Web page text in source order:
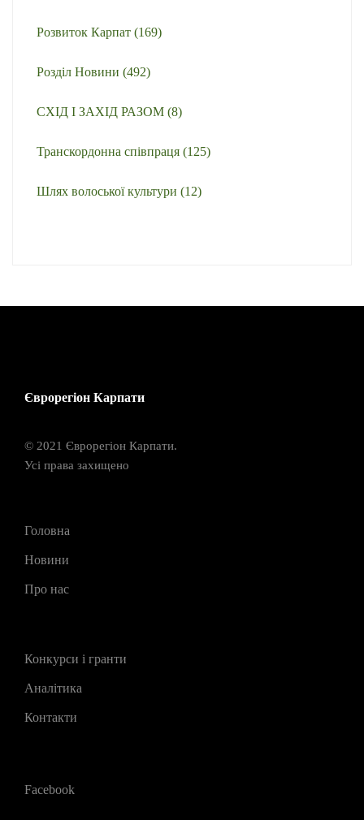
Розвиток Карпат (169)
Розділ Новини (492)
СХІД І ЗАХІД РАЗОМ (8)
Транскордонна співпраця (125)
Шлях волоської культури (12)
Єврорегіон Карпати
© 2021 Єврорегіон Карпати.
Усі права захищено
Головна
Новини
Про нас
Конкурси і гранти
Аналітика
Контакти
Facebook